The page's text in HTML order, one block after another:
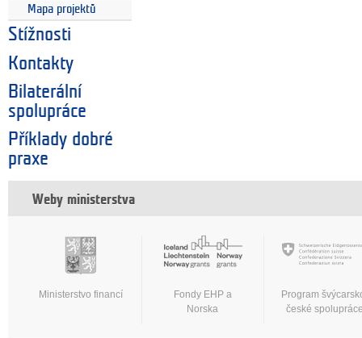
Mapa projektů
Stížnosti
Kontakty
Bilaterální
spolupráce
Příklady dobré
praxe
Weby ministerstva
Ministerstvo financí
Fondy EHP a
Norska
Program
české